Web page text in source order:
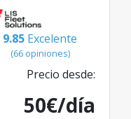
9.85 Excelente
(66 opiniones)
Precio desde:
50€/día